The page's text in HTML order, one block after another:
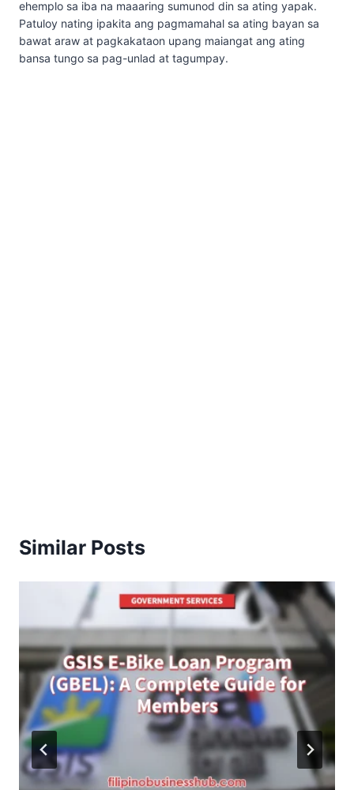
ehemplo sa iba na maaaring sumunod din sa ating yapak.
Patuloy nating ipakita ang pagmamahal sa ating bayan sa
bawat araw at pagkakataon upang maiangat ang ating
bansa tungo sa pag-unlad at tagumpay.
Similar Posts